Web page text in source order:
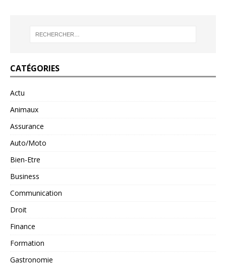
CATÉGORIES
Actu
Animaux
Assurance
Auto/Moto
Bien-Etre
Business
Communication
Droit
Finance
Formation
Gastronomie